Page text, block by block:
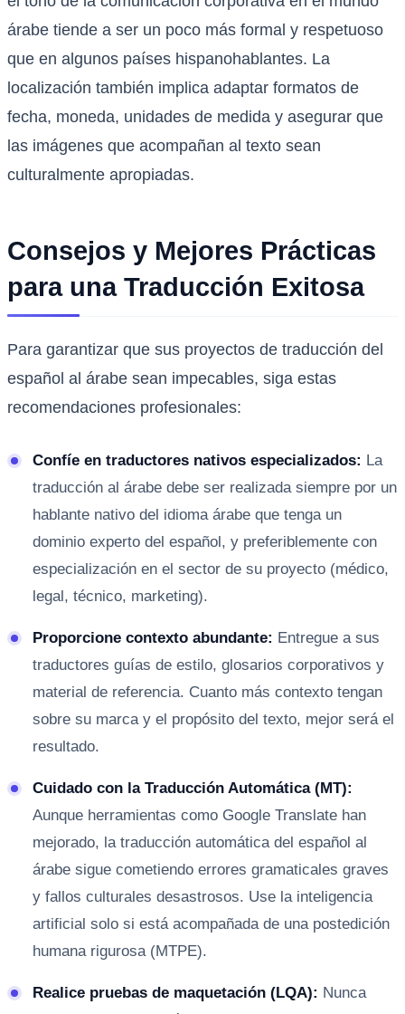
árabe tiende a ser un poco más formal y respetuoso
que en algunos países hispanohablantes. La
localización también implica adaptar formatos de
fecha, moneda, unidades de medida y asegurar que
las imágenes que acompañan al texto sean
culturalmente apropiadas.
Consejos y Mejores Prácticas
para una Traducción Exitosa
Para garantizar que sus proyectos de traducción del
español al árabe sean impecables, siga estas
recomendaciones profesionales:
Confíe en traductores nativos especializados: La
traducción al árabe debe ser realizada siempre por un
hablante nativo del idioma árabe que tenga un
dominio experto del español, y preferiblemente con
especialización en el sector de su proyecto (médico,
legal, técnico, marketing).
Proporcione contexto abundante: Entregue a sus
traductores guías de estilo, glosarios corporativos y
material de referencia. Cuanto más contexto tengan
sobre su marca y el propósito del texto, mejor será el
resultado.
Cuidado con la Traducción Automática (MT):
Aunque herramientas como Google Translate han
mejorado, la traducción automática del español al
árabe sigue cometiendo errores gramaticales graves
y fallos culturales desastrosos. Use la inteligencia
artificial solo si está acompañada de una postedición
humana rigurosa (MTPE).
Realice pruebas de maquetación (LQA): Nunca